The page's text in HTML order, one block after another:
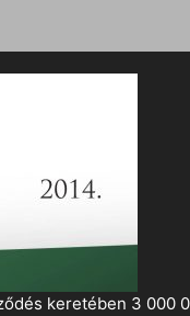
keretében 3 000